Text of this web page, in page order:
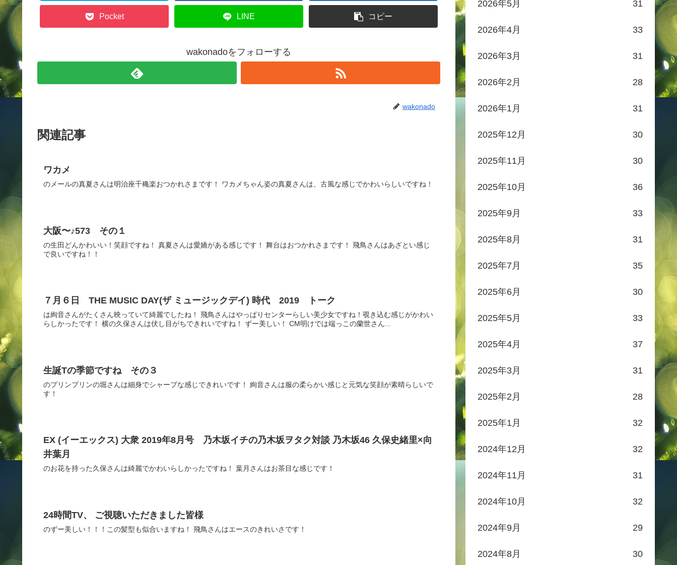
Pocket LINE コピー
wakonadoをフォローする
wakonado
関連記事
ワカメ
のメールの真夏さんは明治座千穐楽おつかれさまです！ ワカメちゃん姿の真夏さんは、古風な感じでかわいらしいですね！
大阪〜♪573 その１
の生田どんかわいい！笑顔ですね！ 真夏さんは愛嬌がある感じです！ 舞台はおつかれさまです！ 飛鳥さんはあざとい感じ
で良いですね！！
７月６日 THE MUSIC DAY(ザ ミュージックデイ) 時代 2019 トーク
は絢音さんがたくさん映っていて綺麗でしたね！ 飛鳥さんはやっぱりセンターらしい美少女ですね！覗き込む感じがかわい
らしかったです！ 横の久保さんは伏し目がちできれいですね！ ずー美しい！ CM明けでは端っこの蘭世さん...
生誕Tの季節ですね その３
のプリンプリンの堀さんは細身でシャープな感じできれいです！ 絢音さんは服の柔らかい感じと元気な笑顔が素晴らしいで
す！
EX (イーエックス) 大衆 2019年8月号 乃木坂イチの乃木坂ヲタク対談 乃木坂46 久保史緒里×向
井葉月
のお花を持った久保さんは綺麗でかわいらしかったですね！ 葉月さんはお茶目な感じです！
24時間TV、 ご視聴いただきました皆様
のずー美しい！！！この髪型も似合いますね！ 飛鳥さんはエースのきれいさです！
2026年5月 31
2026年4月 33
2026年3月 31
2026年2月 28
2026年1月 31
2025年12月 30
2025年11月 30
2025年10月 36
2025年9月 33
2025年8月 31
2025年7月 35
2025年6月 30
2025年5月 33
2025年4月 37
2025年3月 31
2025年2月 28
2025年1月 32
2024年12月 32
2024年11月 31
2024年10月 32
2024年9月 29
2024年8月 30